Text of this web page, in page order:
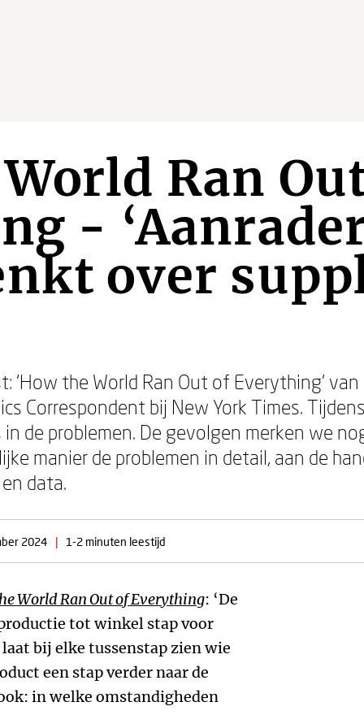
Ran
-
over
‘How the World Ran Out of Everything’ van
Correspondent bij New York Times.
de problemen. De gevolgen merken we
manier de problemen in detail, aan de
data.
2024 | 1-2 minuten leestijd
World Ran Out of Everything: ‘De
tot winkel stap voor
bij elke tussenstap zien wie
een stap verder naar de
in welke omstandigheden